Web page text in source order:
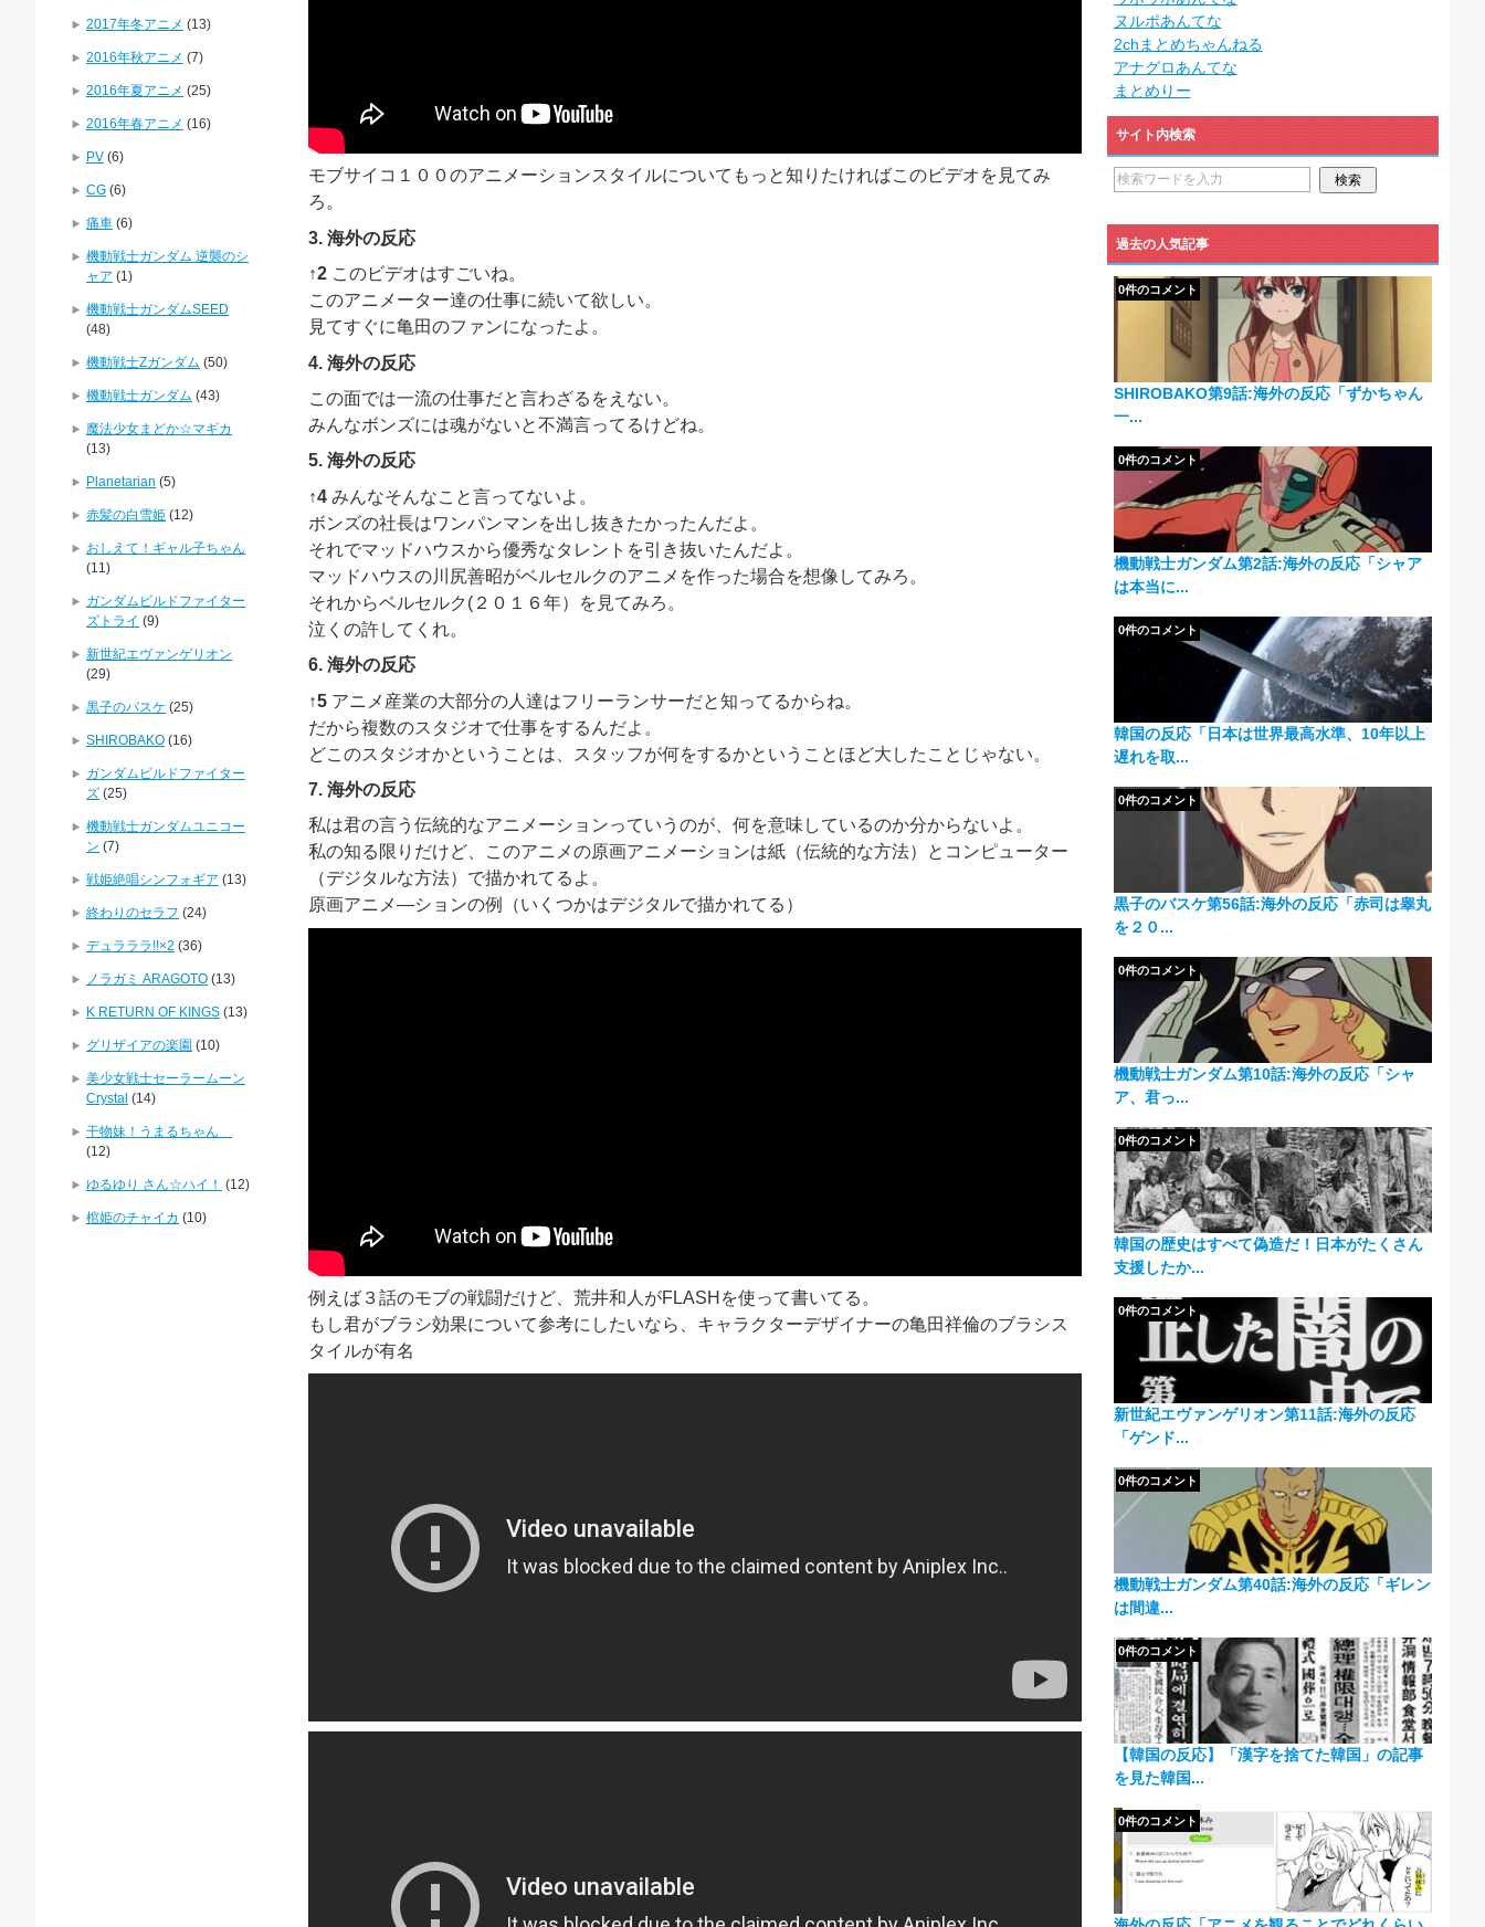
モブサイコ１００のアニメーションスタイルについてもっと知りたければこのビデオを見てみ
ろ。
3. 海外の反応
↑2 このビデオはすごいね。
このアニメーター達の仕事に続いて欲しい。
見てすぐに亀田のファンになったよ。
4. 海外の反応
この面では一流の仕事だと言わざるをえない。
みんなボンズには魂がないと不満言ってるけどね。
5. 海外の反応
↑4 みんなそんなこと言ってないよ。
ボンズの社長はワンパンマンを出し抜きたかったんだよ。
それでマッドハウスから優秀なタレントを引き抜いたんだよ。
マッドハウスの川尻善昭がベルセルクのアニメを作った場合を想像してみろ。
それからベルセルク(２０１６年）を見てみろ。
泣くの許してくれ。
6. 海外の反応
↑5 アニメ産業の大部分の人達はフリーランサーだと知ってるからね。
だから複数のスタジオで仕事をするんだよ。
どこのスタジオかということは、スタッフが何をするかということほど大したことじゃない。
7. 海外の反応
私は君の言う伝統的なアニメーションっていうのが、何を意味しているのか分からないよ。
私の知る限りだけど、このアニメの原画アニメーションは紙（伝統的な方法）とコンピューター
（デジタルな方法）で描かれてるよ。
原画アニメ―ションの例（いくつかはデジタルで描かれてる）
例えば３話のモブの戦闘だけど、荒井和人がFLASHを使って書いてる。
もし君がブラシ効果について参考にしたいなら、キャラクターデザイナーの亀田祥倫のブラシス
タイルが有名
2017年冬アニメ (13)
2016年秋アニメ (7)
2016年夏アニメ (25)
2016年春アニメ (16)
PV (6)
CG (6)
痛車 (6)
機動戦士ガンダム 逆襲のシ
ャア (1)
機動戦士ガンダムSEED
(48)
機動戦士Zガンダム (50)
機動戦士ガンダム (43)
魔法少女まどか☆マギカ
(13)
Planetarian (5)
赤髪の白雪姫 (12)
おしえて！ギャル子ちゃん
(11)
ガンダムビルドファイター
ズトライ (9)
新世紀エヴァンゲリオン
(29)
黒子のバスケ (25)
SHIROBAKO (16)
ガンダムビルドファイター
ズ (25)
機動戦士ガンダムユニコー
ン (7)
戦姫絶唱シンフォギア (13)
終わりのセラフ (24)
デュラララ!!×2 (36)
ノラガミ ARAGOTO (13)
K RETURN OF KINGS (13)
グリザイアの楽園 (10)
美少女戦士セーラームーン
Crystal (14)
干物妹！うまるちゃん
(12)
ゆるゆり さん☆ハイ！ (12)
棺姫のチャイカ (10)
ヌルポあんてな
2chまとめちゃんねる
アナグロあんてな
まとめりー
サイト内検索
過去の人気記事
SHIROBAKO第9話:海外の反応「ずかちゃん
一...
0件のコメント
機動戦士ガンダム第2話:海外の反応「シャア
は本当に...
0件のコメント
韓国の反応「日本は世界最高水準、10年以上
遅れを取...
0件のコメント
黒子のバスケ第56話:海外の反応「赤司は睾丸
を２０...
0件のコメント
機動戦士ガンダム第10話:海外の反応「シャ
ア、君っ...
0件のコメント
韓国の歴史はすべて偽造だ！日本がたくさん
支援したか...
0件のコメント
新世紀エヴァンゲリオン第11話:海外の反応
「ゲンド...
0件のコメント
機動戦士ガンダム第40話:海外の反応「ギレン
は間違...
0件のコメント
【韓国の反応】「漢字を捨てた韓国」の記事
を見た韓国...
0件のコメント
0件のコメント